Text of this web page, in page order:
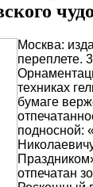
Москва:
переплете.
техниках
бумаге
подносной:
отпечатан